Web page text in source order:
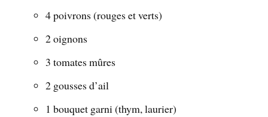
4 poivrons (rouges et verts)
2 oignons
3 tomates mûres
2 gousses d’ail
1 bouquet garni (thym, laurier)